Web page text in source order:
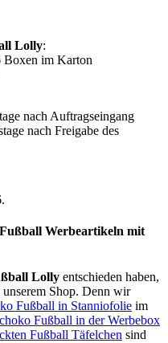
Lolly:
Boxen im Karton
nach Auftragseingang
nach Freigabe des
Werbeartikeln mit
Lolly entschieden haben,
Shop. Denn wir
Fußball in Stanniofolie im
Fußball in der Werbebox
Fußball Täfelchen sind